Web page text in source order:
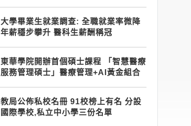
大學畢業生就業調查: 全職就業率微降
年薪穩步攀升 醫科生薪酬稱冠
東華學院開辦首個碩士課程 「智慧醫療
服務管理碩士」醫療管理+AI黃金組合
教局公佈私校名冊 91校榜上有名 分設
國際學校,私立中小學三份名單